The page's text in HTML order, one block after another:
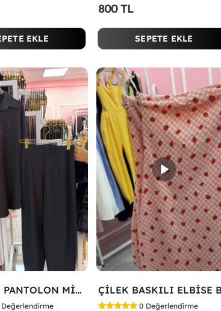
EKLE
800 TL
SEPETE EKLE
HAVUÇLU PANTOLON MİYASE TAKIM Siyah
Değerlendirme 0 Değerlendirme